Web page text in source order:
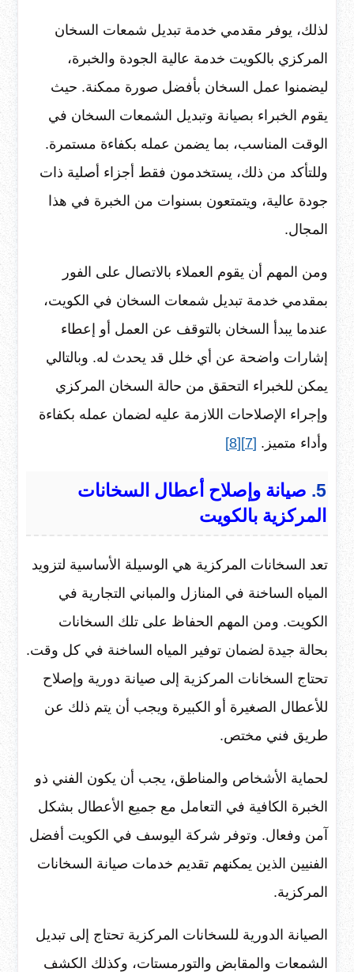
لذلك، يوفر مقدمي خدمة تبديل شمعات السخان
المركزي بالكويت خدمة عالية الجودة والخبرة،
ليضمنوا عمل السخان بأفضل صورة ممكنة. حيث
يقوم الخبراء بصيانة وتبديل الشمعات السخان في
الوقت المناسب، بما يضمن عمله بكفاءة مستمرة.
وللتأكد من ذلك، يستخدمون فقط أجزاء أصلية ذات
جودة عالية، ويتمتعون بسنوات من الخبرة في هذا
المجال.
ومن المهم أن يقوم العملاء بالاتصال على الفور
بمقدمي خدمة تبديل شمعات السخان في الكويت،
عندما يبدأ السخان بالتوقف عن العمل أو إعطاء
إشارات واضحة عن أي خلل قد يحدث له. وبالتالي
يمكن للخبراء التحقق من حالة السخان المركزي
وإجراء الإصلاحات اللازمة عليه لضمان عمله بكفاءة
وأداء متميز. [7]
[8]
5. صيانة وإصلاح أعطال السخانات
المركزية بالكويت
تعد السخانات المركزية هي الوسيلة الأساسية لتزويد
المياه الساخنة في المنازل والمباني التجارية في
الكويت. ومن المهم الحفاظ على تلك السخانات
بحالة جيدة لضمان توفير المياه الساخنة في كل وقت.
تحتاج السخانات المركزية إلى صيانة دورية وإصلاح
للأعطال الصغيرة أو الكبيرة ويجب أن يتم ذلك عن
طريق فني مختص.
لحماية الأشخاص والمناطق، يجب أن يكون الفني ذو
الخبرة الكافية في التعامل مع جميع الأعطال بشكل
آمن وفعال. وتوفر شركة اليوسف في الكويت أفضل
الفنيين الذين يمكنهم تقديم خدمات صيانة السخانات
المركزية.
الصيانة الدورية للسخانات المركزية تحتاج إلى تبديل
الشمعات والمقابض والتورمستات، وكذلك الكشف